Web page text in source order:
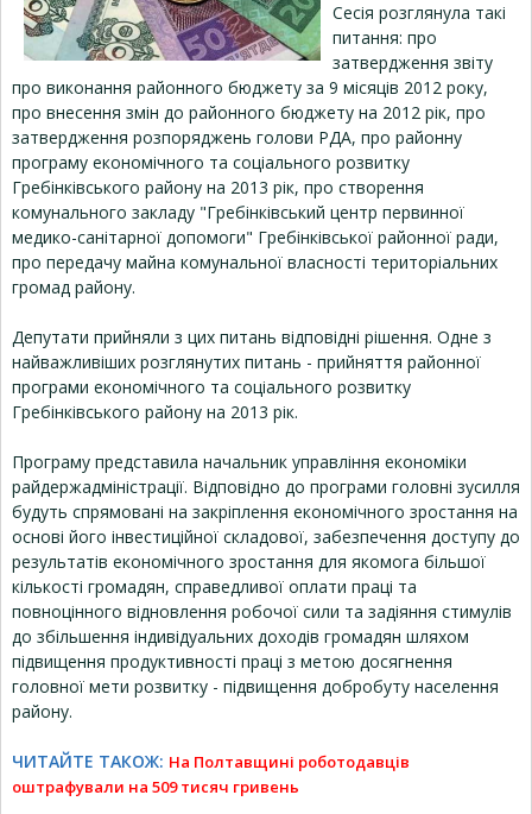
Сесія розглянула такі
питання: про
затвердження звіту
про виконання районного бюджету за 9 місяців 2012 року,
про внесення змін до районного бюджету на 2012 рік, про
затвердження розпоряджень голови РДА, про районну
програму економічного та соціального розвитку
Гребінківського району на 2013 рік, про створення
комунального закладу "Гребінківський центр первинної
медико-санітарної допомоги" Гребінківської районної ради,
про передачу майна комунальної власності територіальних
громад району.
Депутати прийняли з цих питань відповідні рішення. Одне з
найважливіших розглянутих питань - прийняття районної
програми економічного та соціального розвитку
Гребінківського району на 2013 рік.
Програму представила начальник управління економіки
райдержадміністрації. Відповідно до програми головні зусилля
будуть спрямовані на закріплення економічного зростання на
основі його інвестиційної складової, забезпечення доступу до
результатів економічного зростання для якомога більшої
кількості громадян, справедливої оплати праці та
повноцінного відновлення робочої сили та задіяння стимулів
до збільшення індивідуальних доходів громадян шляхом
підвищення продуктивності праці з метою досягнення
головної мети розвитку - підвищення добробуту населення
району.
ЧИТАЙТЕ ТАКОЖ: На Полтавщині роботодавців
оштрафували на 509 тисяч гривень